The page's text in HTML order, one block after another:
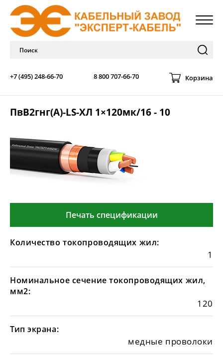
+7 (495) 248-66-70 8 800 707-66-70 Корзина
ПвВ2гнг(А)-LS-ХЛ 1×120мк/16 - 10
Печать спецификации
Количество токопроводящих жил:
1
Номинальное сечение токопроводящих жил,
мм2:
120
Тип экрана:
медные проволоки